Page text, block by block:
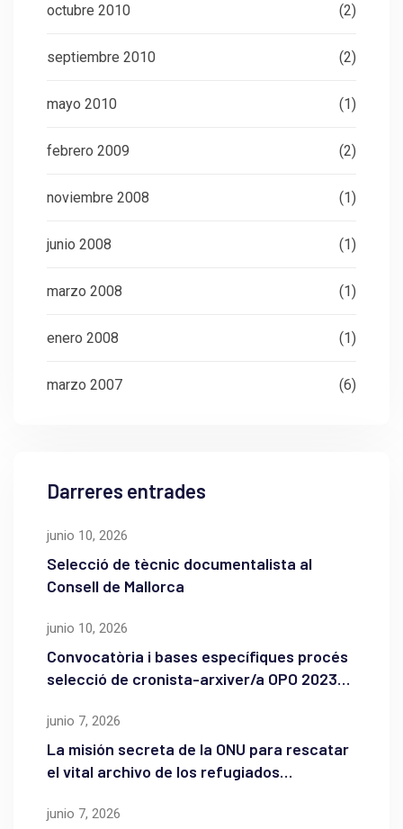
octubre 2010 (2)
septiembre 2010 (2)
mayo 2010 (1)
febrero 2009 (2)
noviembre 2008 (1)
junio 2008 (1)
marzo 2008 (1)
enero 2008 (1)
marzo 2007 (6)
Darreres entrades
junio 10, 2026
Selecció de tècnic documentalista al
Consell de Mallorca
junio 10, 2026
Convocatòria i bases específiques procés
selecció de cronista-arxiver/a OPO 2023
junio 7, 2026
La misión secreta de la ONU para rescatar
el vital archivo de los refugiados
junio 7, 2026